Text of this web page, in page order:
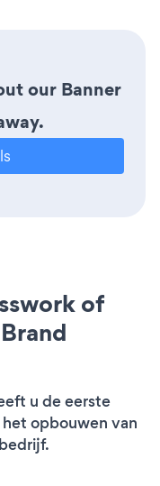
our Banner
of
u de eerste
opbouwen van